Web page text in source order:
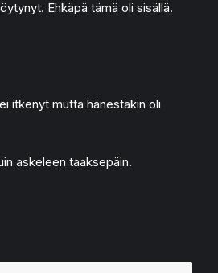
Ehkäpä tämä oli sisällä.
itkenyt mutta hänestäkin oli
askeleen taaksepäin.